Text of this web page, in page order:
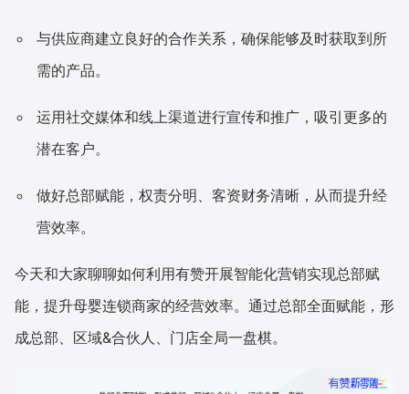
入驻有赞 认证代理商
有赞云 数据通服务
与供应商建立良好的合作关系，确保能够及时获取到所
需的产品。
运用社交媒体和线上渠道进行宣传和推广，吸引更多的
潜在客户。
做好总部赋能，权责分明、客资财务清晰，从而提升经
营效率。
今天和大家聊聊如何利用有赞开展智能化营销实现总部赋
能，提升母婴连锁商家的经营效率。通过总部全面赋能，形
成总部、区域&合伙人、门店全局一盘棋。